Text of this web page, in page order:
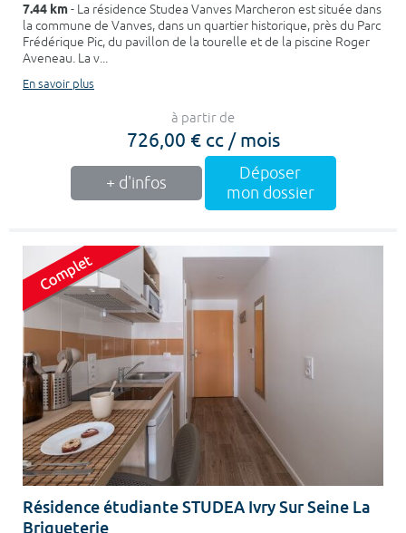
7.44 km- La résidence Studea Vanves Marcheron est située dans
la commune de Vanves, dans un quartier historique, près du Parc
Frédérique Pic, du pavillon de la tourelle et de la piscine Roger
Aveneau. La v...
En savoir plus
à partir de
726,00 € cc / mois
+ d'infos
Déposer
mon dossier
Résidence étudiante STUDEA Ivry Sur Seine La
Briqueterie